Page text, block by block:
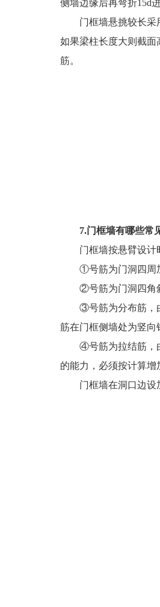
侧墙边缘后再弯折15d
门框墙悬挑较长
如果梁柱长度大则截
筋。
7.门框墙有哪些常
门框墙按悬臂设计
①号筋为门洞四周
②号筋为门洞四角
③号筋为分布筋，
筋在门框侧墙处为竖向
④号筋为拉结筋，
的能力，必须按计算增
门框墙在洞口边